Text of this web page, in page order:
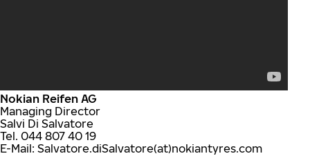
Nokian Reifen AG
Managing Director
Salvi Di Salvatore
Tel. 044 807 40 19
E-Mail: Salvatore.diSalvatore(at)nokiantyres.com